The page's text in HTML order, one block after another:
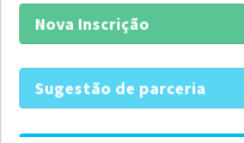
Nova Inscrição
Sugestão de parceria